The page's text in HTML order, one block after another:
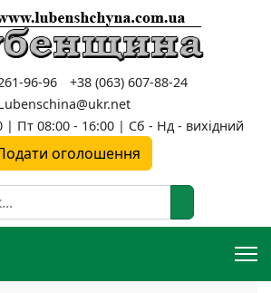
96-96
+38 (063) 607-88-24
| Пт 08:00 - 16:00 | Сб - Нд - вихідний
оголошення